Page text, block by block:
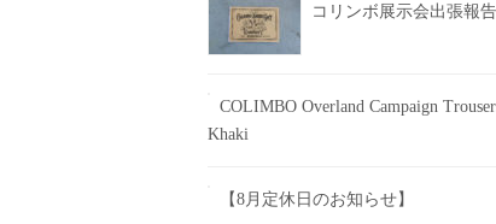
コリンボ展示会出張報告
COLIMBO Overland Campaign
Khaki
【8月定休日のお知らせ】